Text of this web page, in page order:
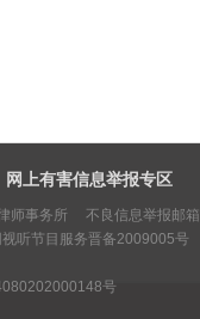
网上有害信息举报专区
师事务所 不良信息举报邮
听节目服务晋备2009005号
号